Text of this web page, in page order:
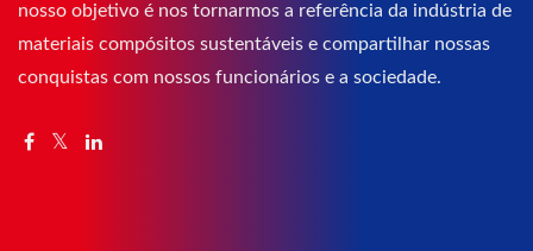
nosso objetivo é nos tornarmos a referência da indústria de
materiais compósitos sustentáveis e compartilhar nossas
conquistas com nossos funcionários e a sociedade.